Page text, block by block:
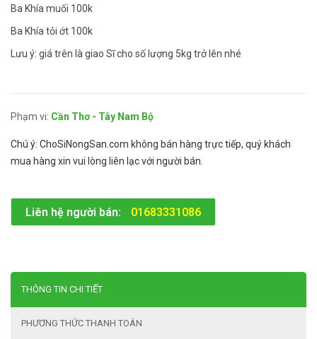
Ba Khía muối 100k
Ba Khía tỏi ớt 100k
Lưu ý: giá trên là giao Sĩ cho số lượng 5kg trở lên nhé
Phạm vi: Cần Thơ - Tây Nam Bộ
Chú ý: ChoSiNongSan.com không bán hàng trực tiếp, quý khách
mua hàng xin vui lòng liên lạc với người bán.
Liên hệ người bán: 01683331086
THÔNG TIN CHI TIẾT
PHƯƠNG THỨC THANH TOÁN